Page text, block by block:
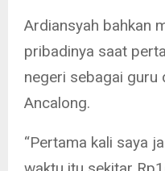
Ardiansyah bahkan
pribadinya saat
negeri sebagai guru
Ancalong.
“Pertama kali saya